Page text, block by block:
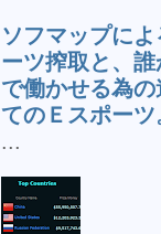
ソフマップに
ーツ搾取と、
で働かせる為の
てのＥスポーツ
...